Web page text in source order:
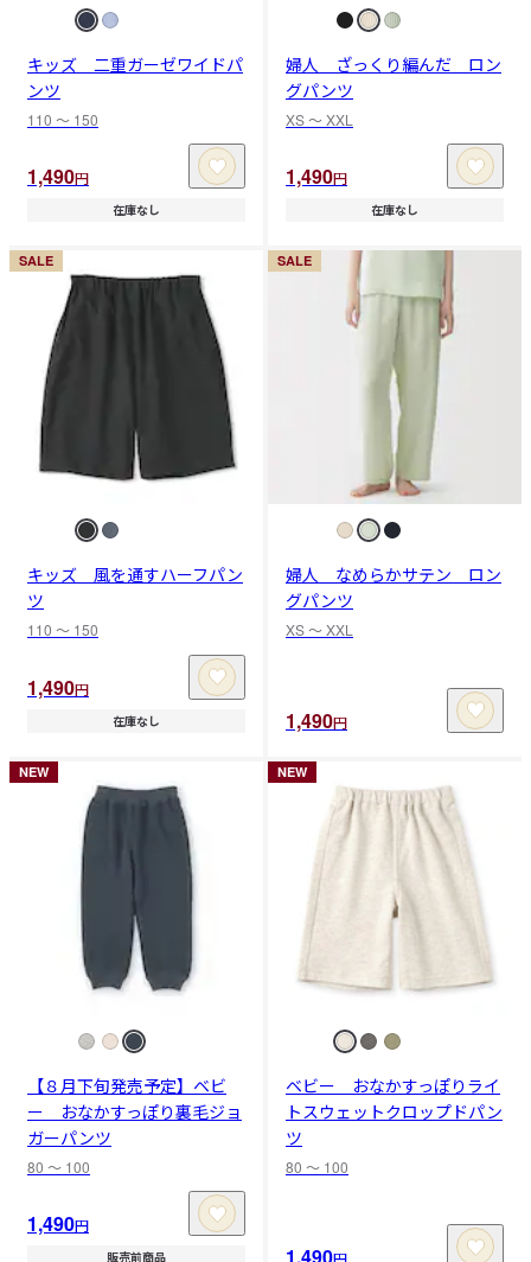
キッズ 二重ガーゼワイドパ
ンツ
110 〜 150
1,490円
在庫なし
婦人 ざっくり編んだ ロン
グパンツ
XS 〜 XXL
1,490円
在庫なし
SALE
キッズ 風を通すハーフパン
ツ
110 〜 150
1,490円
在庫なし
SALE
婦人 なめらかサテン ロン
グパンツ
XS 〜 XXL
1,490円
NEW
【８月下旬発売予定】ベビ
ー おなかすっぽり裏毛ジョ
ガーパンツ
80 〜 100
1,490円
販売前商品
NEW
ベビー おなかすっぽりライ
トスウェットクロップドパン
ツ
80 〜 100